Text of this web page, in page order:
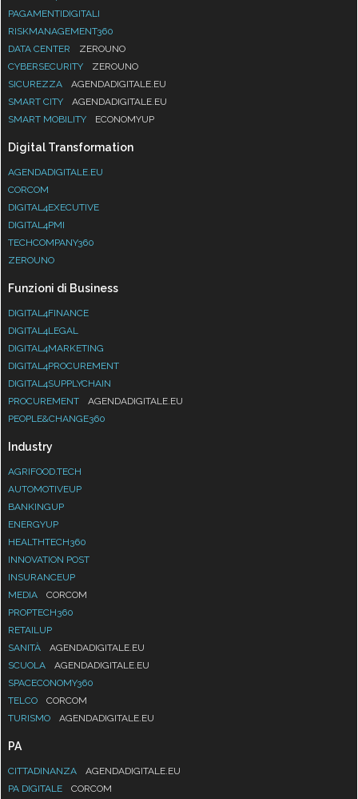
PAGAMENTIDIGITALI
RISKMANAGEMENT360
DATA CENTER
ZEROUNO
CYBERSECURITY
ZEROUNO
SICUREZZA
AGENDADIGITALE.EU
SMART CITY
AGENDADIGITALE.EU
SMART MOBILITY
ECONOMYUP
Digital Transformation
AGENDADIGITALE.EU
CORCOM
DIGITAL4EXECUTIVE
DIGITAL4PMI
TECHCOMPANY360
ZEROUNO
Funzioni di Business
DIGITAL4FINANCE
DIGITAL4LEGAL
DIGITAL4MARKETING
DIGITAL4PROCUREMENT
DIGITAL4SUPPLYCHAIN
PROCUREMENT
AGENDADIGITALE.EU
PEOPLE&CHANGE360
Industry
AGRIFOOD.TECH
AUTOMOTIVEUP
BANKINGUP
ENERGYUP
HEALTHTECH360
INNOVATION POST
INSURANCEUP
MEDIA
CORCOM
PROPTECH360
RETAILUP
SANITÀ
AGENDADIGITALE.EU
SCUOLA
AGENDADIGITALE.EU
SPACECONOMY360
TELCO
CORCOM
TURISMO
AGENDADIGITALE.EU
PA
CITTADINANZA
AGENDADIGITALE.EU
PA DIGITALE
CORCOM